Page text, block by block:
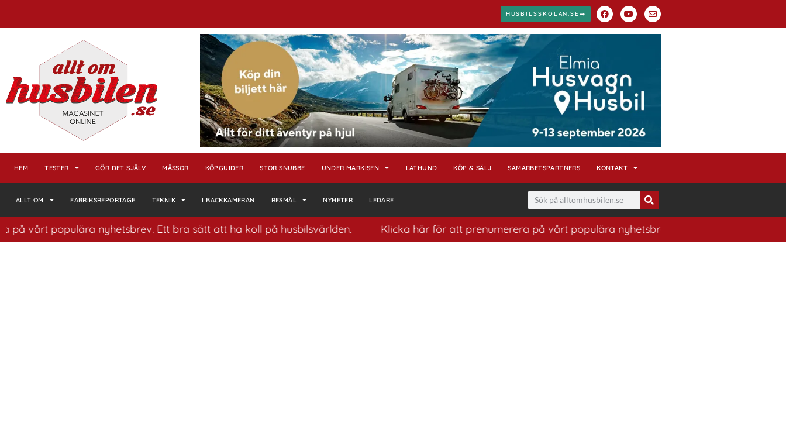
HUSBILSSKOLAN.SE
HEM TESTER GÖR DET SJÄLV MÄSSOR KÖPGUIDER STOR SNUBBE UNDER MARKISEN LATHUND KÖP & SÄLJ SAMARBETSPARTNERS KONTAKT
ALLT OM FABRIKSREPORTAGE TEKNIK I BACKKAMERAN RESMÅL NYHETER LEDARE
populära nyhetsbrev. Ett bra sätt att ha koll på husbilsvärlden. Klicka här för att prenumerera på vårt populära nyhetsbrev. Ett bra sätt att ha koll på